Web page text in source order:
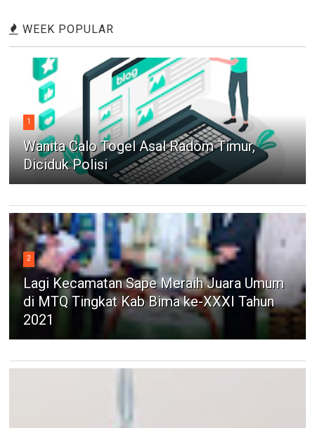
WEEK POPULAR
1
Wanita Calo Togel Asal Radom Timur,
Diciduk Polisi
2
Lagi Kecamatan Sape Meraih Juara Umum
di MTQ Tingkat Kab Bima ke-XXXI Tahun
2021